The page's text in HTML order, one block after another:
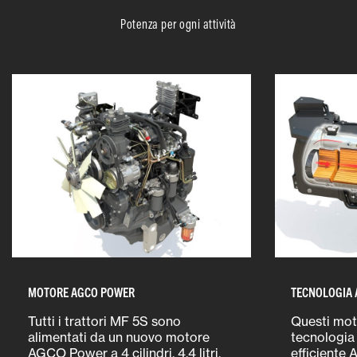
Potenza per ogni attività
MOTORE AGCO POWER
Tutti i trattori MF 5S sono
alimentati da un nuovo motore
AGCO Power a 4 cilindri, 4,4 litri,
Questi
tecnologia
efficiente